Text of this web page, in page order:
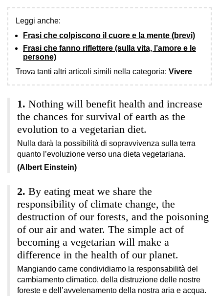
Leggi anche:
Frasi che colpiscono il cuore e la mente (brevi)
Frasi che fanno riflettere (sulla vita, l’amore e le
persone)
Trova tanti altri articoli simili nella categoria: Vivere
Nothing will benefit health and increase
the chances for survival of earth as the
evolution to a vegetarian diet.
Nulla darà la possibilità di sopravvivenza sulla terra
quanto l’evoluzione verso una dieta vegetariana.
(Albert Einstein)
By eating meat we share the
responsibility of climate change, the
destruction of our forests, and the poisoning
of our air and water. The simple act of
becoming a vegetarian will make a
difference in the health of our planet.
Mangiando carne condividiamo la responsabilità del
cambiamento climatico, della distruzione delle nostre
foreste e dell’avvelenamento della nostra aria e acqua.